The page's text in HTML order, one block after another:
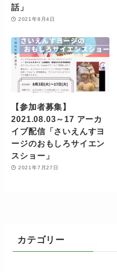
話」
2021年8月4日
【参加者募集】
2021.08.03～17 アーカ
イブ配信「さいえんすヨ
ージのおもしろサイエン
スショー」
2021年7月27日
カテゴリー